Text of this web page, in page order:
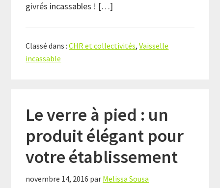
givrés incassables ! […]
Classé dans :CHR et collectivités,Vaisselle
incassable
Le verre à pied : un
produit élégant pour
votre établissement
novembre 14, 2016 par Melissa Sousa